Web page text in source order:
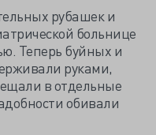
рубашек и
больнице
Теперь буйных и
руками,
в отдельные
обивали